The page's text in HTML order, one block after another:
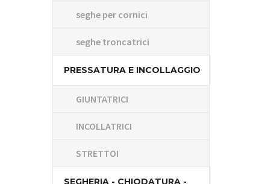
seghe per cornici
seghe troncatrici
PRESSATURA E INCOLLAGGIO
GIUNTATRICI
INCOLLATRICI
STRETTOI
SEGHERIA - CHIODATURA -